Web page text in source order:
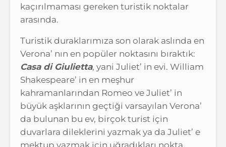
kaçırılmaması gereken turistik noktalar
arasında.
Turistik duraklarımıza son olarak aslında en
Verona’ nın en popüler noktasını bıraktık:
Casa di Giulietta, yani Juliet’ in evi. William
Shakespeare’ in en meşhur
kahramanlarından Romeo ve Juliet’ in
büyük aşklarının geçtiği varsayılan Verona’
da bulunan bu ev, birçok turist için
duvarlara dileklerini yazmak ya da Juliet’ e